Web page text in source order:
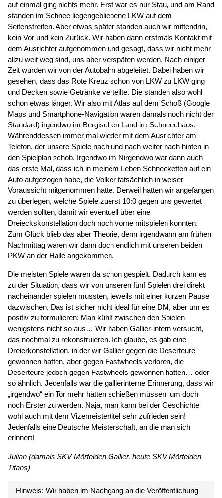
auf einmal ging nichts mehr. Erst war es nur Stau, und am Rand
standen im Schnee liegengebliebene LKW auf dem
Seitenstreifen. Aber etwas später standen auch wir mittendrin,
kein Vor und kein Zurück. Wir haben dann erstmals Kontakt mit
dem Ausrichter aufgenommen und gesagt, dass wir nicht mehr
allzu weit weg sind, uns aber verspäten werden. Nach einiger
Zeit wurden wir von der Autobahn abgeleitet. Dabei haben wir
gesehen, dass das Rote Kreuz schon von LKW zu LKW ging
und Decken sowie Getränke verteilte. Die standen also wohl
schon etwas länger. Wir also mit Atlas auf dem Schoß (Google
Maps und Smartphone-Navigation waren damals noch nicht der
Standard) irgendwo im Bergischen Land im Schneechaos.
Währenddessen immer mal wieder mit dem Ausrichter am
Telefon, der unsere Spiele nach und nach weiter nach hinten in
den Spielplan schob. Irgendwo im Nirgendwo war dann auch
das erste Mal, dass ich in meinem Leben Schneeketten auf ein
Auto aufgezogen habe, die Volker tatsächlich in weiser
Voraussicht mitgenommen hatte. Derweil hatten wir angefangen
zu überlegen, welche Spiele zuerst 10:0 gegen uns gewertet
werden sollten, damit wir eventuell über eine
Dreieckskonstellation doch noch vorne mitspielen konnten.
Zum Glück blieb das aber Theorie, denn irgendwann am frühen
Nachmittag waren wir dann doch endlich mit unseren beiden
PKW an der Halle angekommen.
Die meisten Spiele waren da schon gespielt. Dadurch kam es
zu der Situation, dass wir von unseren fünf Spielen drei direkt
nacheinander spielen mussten, jeweils mit einer kurzen Pause
dazwischen. Das ist sicher nicht ideal für eine DM, aber um es
positiv zu formulieren: Man kühlt zwischen den Spielen
wenigstens nicht so aus… Wir haben Gallier-intern versucht,
das nochmal zu rekonstruieren. Ich glaube, es gab eine
Dreierkonstellation, in der wir Gallier gegen die Deserteure
gewonnen hatten, aber gegen Fastwheels verloren, die
Deserteure jedoch gegen Fastwheels gewonnen hatten… oder
so ähnlich. Jedenfalls war die gallierinterne Erinnerung, dass wir
„irgendwo“ ein Tor mehr hätten schießen müssen, um doch
noch Erster zu werden. Naja, man kann bei der Geschichte
wohl auch mit dem Vizemeistertitel sehr zufrieden sein!
Jedenfalls eine Deutsche Meisterschaft, an die man sich
erinnert!
Julian (damals SKV Mörfelden Gallier, heute SKV Mörfelden
Titans)
Hinweis: Wir haben im Nachgang an die Veröffentlichung